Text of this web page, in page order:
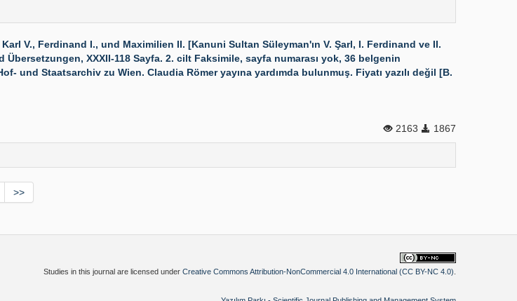
V., Ferdinand I., und Maximilien II. [Kanuni Sultan Süleyman'ın V. Şarl, I. Ferdinand ve II.
XXXII-118 Sayfa. 2. cilt Faksimile, sayfa numarası yok, 36 belgenin
und Staatsarchiv zu Wien. Claudia Römer yayına yardımda bulunmuş. Fiyatı yazılı değil [B.
2163 1867
>>
Studies in this journal are licensed under Creative Commons Attribution-NonCommercial 4.0 International (CC BY-NC 4.0)